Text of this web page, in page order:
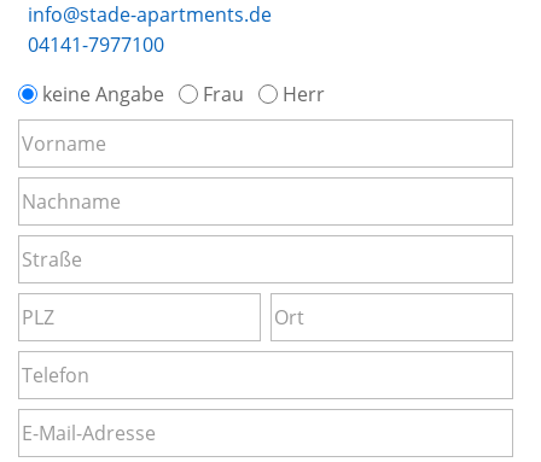
info@stade-apartments.de
04141-7977100
keine Angabe
Frau Herr